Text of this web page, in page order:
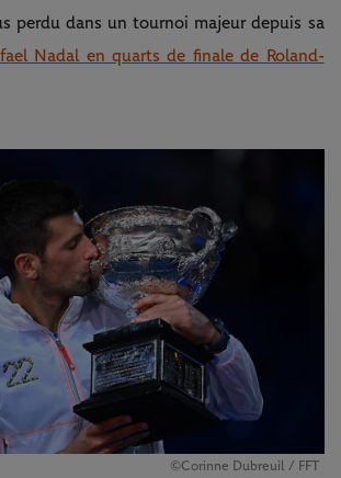
perdu dans un tournoi majeur depuis sa
Nadal en quarts de finale de Roland-
©Corinne Dubreuil / FFT